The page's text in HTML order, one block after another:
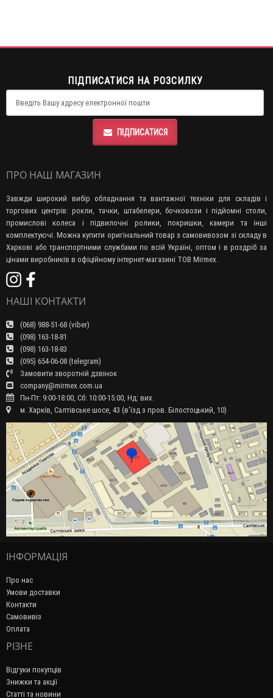
ПІДПИСАТИСЯ НА РОЗСИЛКУ
ПІДПИСАТИСЯ
ПРО НАШ МАГАЗИН
Завжди широкий вибір обладнання та вантажної техніки для складів і
торгових центрів: рокли, тачки, штабелери, бочковози і підйомні столи,
промислові колеса і підвилочні ролики, покришки, камери та інші
комплектуючі. Можна купити оригінальний товар з самовивозом зі складу в
Харкові або транспортними службами по всій Україні, оптом і в роздріб за
цінами виробників в офіційному інтернет-магазині ТОВ Mirmex.
НАШІ КОНТАКТИ
(068) 988-51-68 (viber)
(098) 163-18-81
(098) 163-18-83
(095) 654-06-08 (telegram)
Замовити зворотній дзвінок
company@mirmex.com.ua
Пн-Пт: 9:00-18:00, Сб: 10:00-15:00, Нд: вих.
м. Харків, Салтівське шосе, 43 (в'їзд з пров. Білостоцький, 10)
ІНФОРМАЦІЯ
Про нас
Умови доставки
Контакти
Самовивіз
Оплата
РІЗНЕ
Відгуки покупців
Знижки та акції
Статті та новини